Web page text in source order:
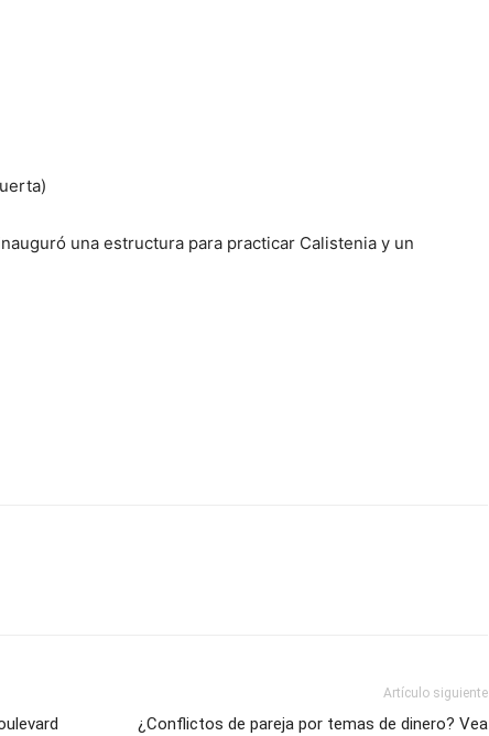
una estructura para practicar Calistenia y un
Artículo siguiente
¿Conflictos de pareja por temas de dinero? Vea